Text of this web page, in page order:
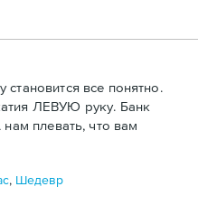
все понятно.
ЛЕВУЮ руку. Банк
плевать, что вам
, Шедевр